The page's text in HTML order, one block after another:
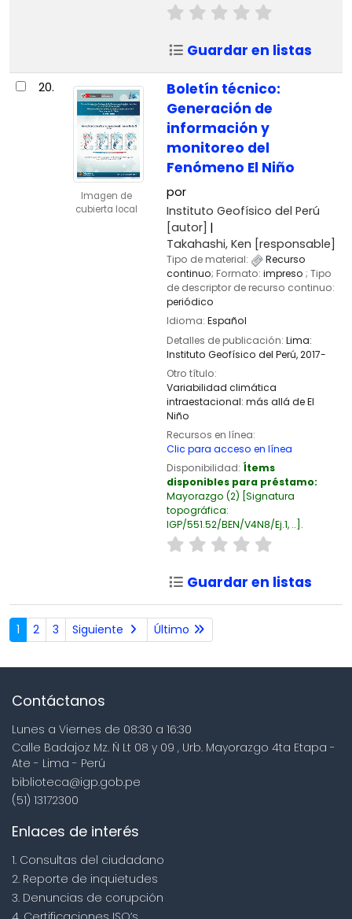
Guardar en listas
20.
Imagen de
cubierta local
Boletín técnico:
Generación de
información y
monitoreo del
Fenómeno El Niño
por
Instituto Geofísico del Perú
[autor]
Takahashi, Ken [responsable]
Tipo de material:
Recurso
continuo; Formato: impreso ; Tipo
de descriptor de recurso continuo:
periódico
Idioma: Español
Detalles de publicación: Lima:
Instituto Geofísico del Perú,2017-
Otro título:
Variabilidad climática
intraestacional: más allá de El
Niño
Recursos en línea:
Clic para acceso en línea
Disponibilidad: Ítems
disponibles para préstamo:
Mayorazgo (2) Signatura
topográfica:
IGP/551.52/BEN/V4N8/Ej.1, .. .
Guardar en listas
1 2 3 Siguiente Último
Contáctanos
Lunes a Viernes de 08:30 a 16:30
Calle Badajoz Mz. Ñ Lt 08 y 09 , Urb. Mayorazgo 4ta Etapa -
Ate - Lima - Perú
biblioteca@igp.gob.pe
(51) 13172300
Enlaces de interés
1. Consultas del ciudadano
2. Reporte de inquietudes
3. Denuncias de corupción